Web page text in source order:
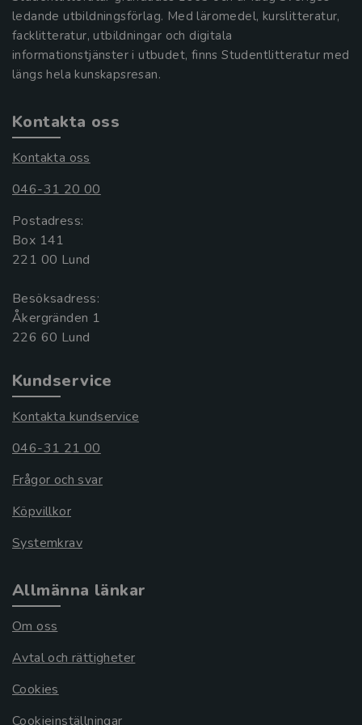
ledande utbildningsförlag. Med läromedel, kurslitteratur,
facklitteratur, utbildningar och digitala
informationstjänster i utbudet, finns Studentlitteratur med
längs hela kunskapsresan.
Kontakta oss
Kontakta oss
046-31 20 00
Postadress:
Box 141
221 00 Lund
Besöksadress:
Åkergränden 1
Kundservice
Kontakta kundservice
046-31 21 00
Frågor och svar
Köpvillkor
Systemkrav
Allmänna länkar
Om oss
Avtal och rättigheter
Cookies
Cookieinställningar